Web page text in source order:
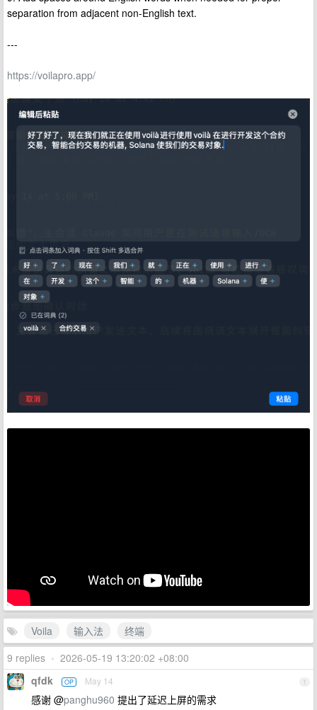
separation from adjacent non-English text.
---
https://voilapro.app/
Voila 输入法
终端
9 replies • 2026-05-19 13:20:02 +08:00
1
qfdk OP May 14
感谢 @panghu960 提出了延迟上屏的需求